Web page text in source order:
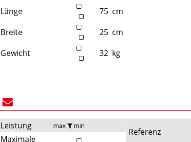
Länge
75 cm
Breite
25 cm
Gewicht
32 kg
Leistung max min
Maximale
Referenz